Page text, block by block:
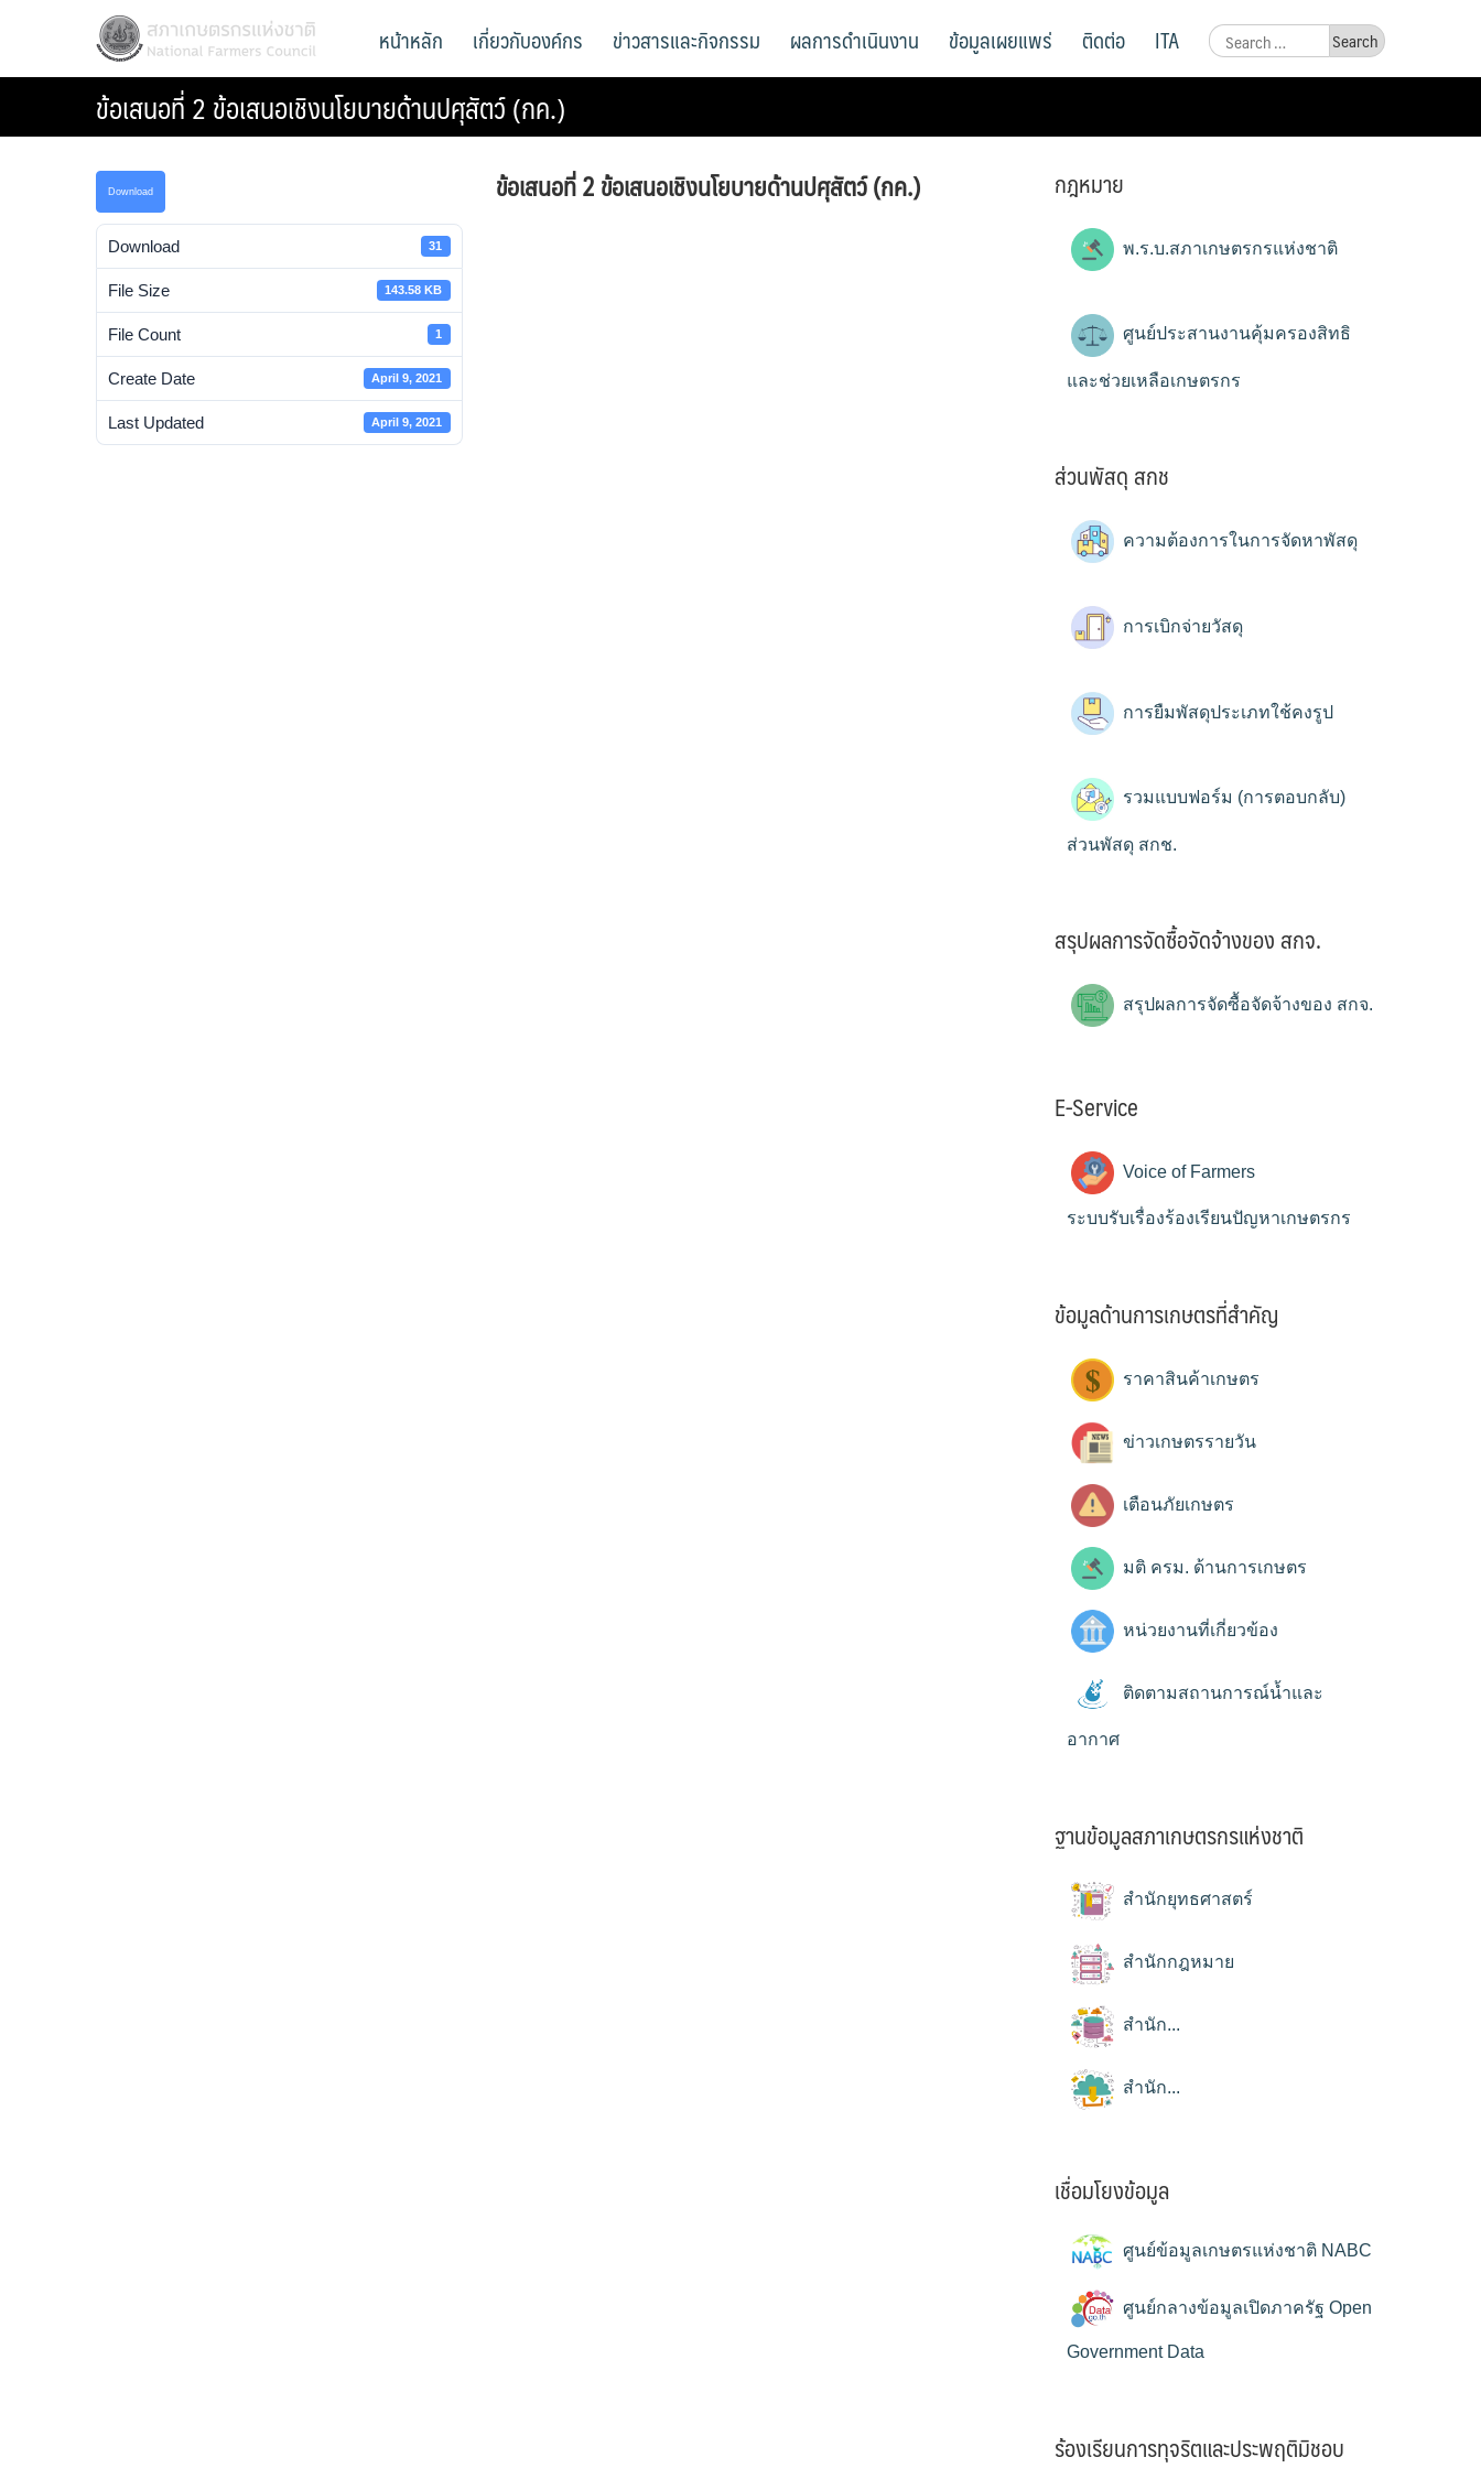
สภาเกษตรกรแห่งชาติ
National Farmers Council
Search
for:
หน้าหลัก เกี่ยวกับองค์กร ข่าวสารและกิจกรรม ผลการดำเนินงาน ข้อมูลเผยแพร่ ติดต่อ ITA
ข้อเสนอที่ 2 ข้อเสนอเชิงนโยบายด้านปศุสัตว์ (กค.)
Download
Download 31
File Size 143.58 KB
File Count 1
Create Date April 9, 2021
Last Updated April 9, 2021
ข้อเสนอที่ 2 ข้อเสนอเชิงนโยบายด้านปศุสัตว์ (กค.) กฎหมาย
พ.ร.บ.สภาเกษตรกรแห่งชาติ
ศูนย์ประสานงานคุ้มครองสิทธิ
และช่วยเหลือเกษตรกร
ส่วนพัสดุ สกช
ความต้องการในการจัดหาพัสดุ
การเบิกจ่ายวัสดุ
การยืมพัสดุประเภทใช้คงรูป
รวมแบบฟอร์ม (การตอบกลับ)
ส่วนพัสดุ สกช.
สรุปผลการจัดซื้อจัดจ้างของ สกจ.
สรุปผลการจัดซื้อจัดจ้างของ สกจ.
E-Service
Voice of Farmers
ระบบรับเรื่องร้องเรียนปัญหาเกษตรกร
ข้อมูลด้านการเกษตรที่สำคัญ
ราคาสินค้าเกษตร
ข่าวเกษตรรายวัน
เตือนภัยเกษตร
มติ ครม. ด้านการเกษตร
หน่วยงานที่เกี่ยวข้อง
ติดตามสถานการณ์น้ำและ
อากาศ
ฐานข้อมูลสภาเกษตรกรแห่งชาติ
สำนักยุทธศาสตร์
สำนักกฎหมาย
สำนัก...
สำนัก...
เชื่อมโยงข้อมูล
ศูนย์ข้อมูลเกษตรแห่งชาติ NABC
ศูนย์กลางข้อมูลเปิดภาครัฐ Open
Government Data
ร้องเรียนการทุจริตและประพฤติมิชอบ